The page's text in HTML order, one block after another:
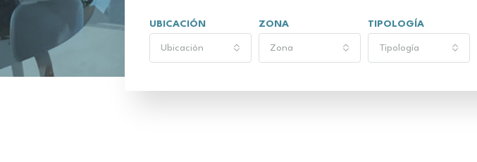
UBICACIÓN
Ubicación
ZONA
Zona
TIPOLOGÍA
Tipología